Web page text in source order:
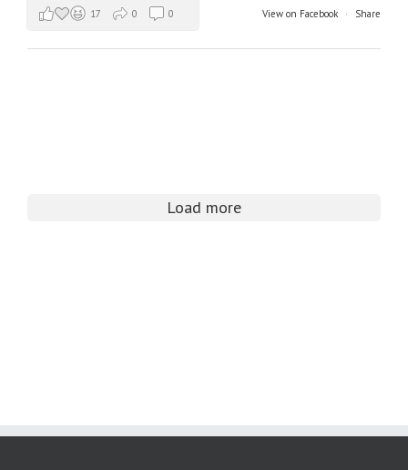
View on Facebook · Share
17 0 0
Load more